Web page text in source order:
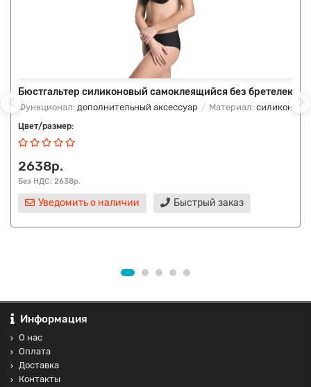
Бюстгальтер силиконовый самоклеящийся без бретелек
Функционал: дополнительный аксессуар Материал: силикон
Цвет/размер:
2638р.
Без НДС: 2638р.
Уведомить о наличии Быстрый заказ
Информация
О нас
Оплата
Доставка
Контакты